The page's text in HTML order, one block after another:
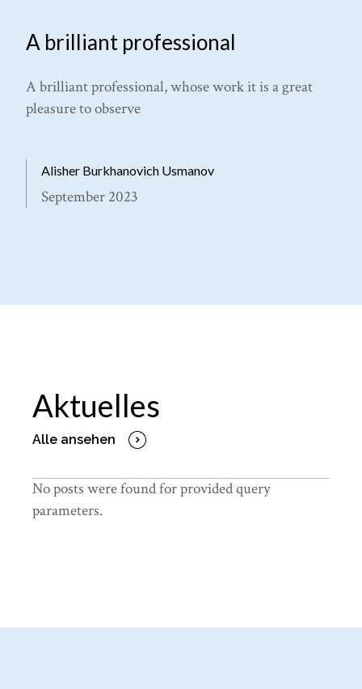
A brilliant professional
A brilliant professional, whose work it is a great
pleasure to observe
Alisher Burkhanovich Usmanov
September 2023
Aktuelles
Alle ansehen
No posts were found for provided query
parameters.